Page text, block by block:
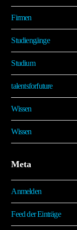
Firmen
Studiengänge
Studium
talentsforfuture
Wissen
Wissen
Meta
Anmelden
Feed der Einträge